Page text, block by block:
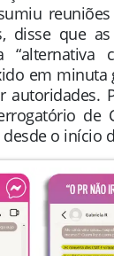
disse que
em minuta
autoridades.
de
o início